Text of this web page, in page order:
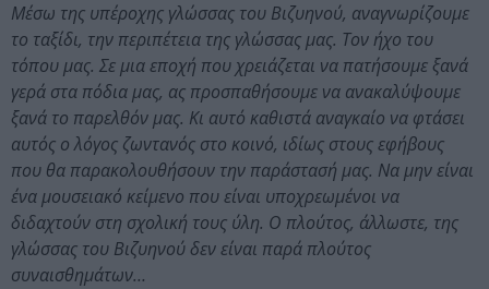
Μέσω της υπέροχης γλώσσας του Βιζυηνού, αναγνωρίζουμε
το ταξίδι, την περιπέτεια της γλώσσας μας. Τον ήχο του
τόπου μας. Σε μια εποχή που χρειάζεται να πατήσουμε ξανά
γερά στα πόδια μας, ας προσπαθήσουμε να ανακαλύψουμε
ξανά το παρελθόν μας. Κι αυτό καθιστά αναγκαίο να φτάσει
αυτός ο λόγος ζωντανός στο κοινό, ιδίως στους εφήβους
που θα παρακολουθήσουν την παράστασή μας. Να μην είναι
ένα μουσειακό κείμενο που είναι υποχρεωμένοι να
διδαχτούν στη σχολική τους ύλη. Ο πλούτος, άλλωστε, της
γλώσσας του Βιζυηνού δεν είναι παρά πλούτος
συναισθημάτων…